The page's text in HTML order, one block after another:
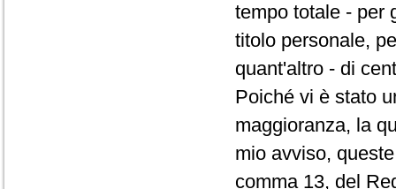
tempo totale - per
titolo personale,
quant'altro - di
Poiché vi è stato
maggioranza, la
mio avviso,
comma 13, del